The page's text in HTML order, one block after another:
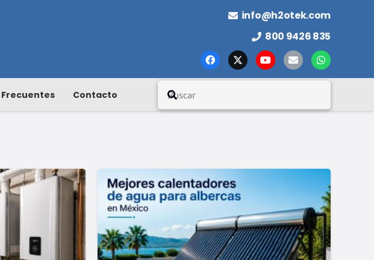
info@h2otek.com
800 9426 835
Contacto